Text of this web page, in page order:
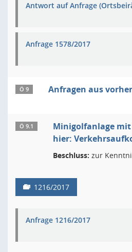
Antwort auf Anfrage
Anfrage 1578/2017
Ö 9 Anfragen aus
Ö 9.1
Minigolfanlage mit
hier:
Beschluss: zur
1216/2017
Anfrage 1216/2017